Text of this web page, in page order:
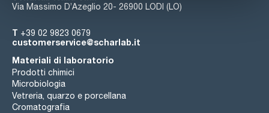
Via Massimo D’Azeglio 20- 26900 LODI (LO)
T +39 02 9823 0679
customerservice@scharlab.it
Materiali di laboratorio
Prodotti chimici
Microbiologia
Vetreria, quarzo e porcellana
Cromatografia